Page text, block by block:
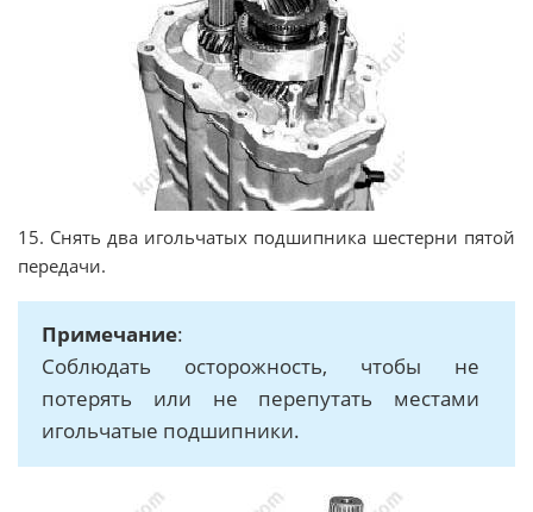
15. Снять два игольчатых подшипника шестерни пятой
передачи.
Примечание:
Соблюдать осторожность, чтобы не
потерять или не перепутать местами
игольчатые подшипники.